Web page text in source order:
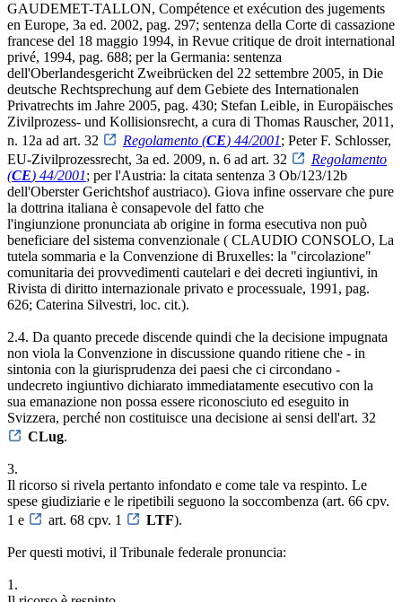
GAUDEMET-TALLON, Compétence et exécution des jugements
en Europe, 3a ed. 2002, pag. 297; sentenza della Corte di cassazione
francese del 18 maggio 1994, in Revue critique de droit international
privé, 1994, pag. 688; per la Germania: sentenza
dell'Oberlandesgericht Zweibrücken del 22 settembre 2005, in Die
deutsche Rechtsprechung auf dem Gebiete des Internationalen
Privatrechts im Jahre 2005, pag. 430; Stefan Leible, in Europäisches
Zivilprozess- und Kollisionsrecht, a cura di Thomas Rauscher, 2011,
n. 12a ad art. 32
Regolamento (CE) 44/2001; Peter F. Schlosser,
EU-Zivilprozessrecht, 3a ed. 2009, n. 6 ad art. 32
Regolamento
(CE) 44/2001; per l'Austria: la citata sentenza 3 Ob/123/12b
dell'Oberster Gerichtshof austriaco). Giova infine osservare che pure
la dottrina italiana è consapevole del fatto che
l'ingiunzione pronunciata ab origine in forma esecutiva non può
beneficiare del sistema convenzionale ( CLAUDIO CONSOLO, La
tutela sommaria e la Convenzione di Bruxelles: la "circolazione"
comunitaria dei provvedimenti cautelari e dei decreti ingiuntivi, in
Rivista di diritto internazionale privato e processuale, 1991, pag.
626; Caterina Silvestri, loc. cit.).
2.4. Da quanto precede discende quindi che la decisione impugnata
non viola la Convenzione in discussione quando ritiene che - in
sintonia con la giurisprudenza dei paesi che ci circondano -
undecreto ingiuntivo dichiarato immediatamente esecutivo con la
sua emanazione non possa essere riconosciuto ed eseguito in
Svizzera, perché non costituisce una decisione ai sensi dell'art. 32
CLug.
3.
Il ricorso si rivela pertanto infondato e come tale va respinto. Le
spese giudiziarie e le ripetibili seguono la soccombenza (art. 66 cpv.
1 e
art. 68 cpv. 1 LTF).
Per questi motivi, il Tribunale federale pronuncia:
1.